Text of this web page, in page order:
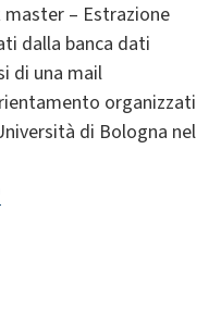
– Estrazione
dalla banca dati
di una mail
organizzati
di Bologna nel